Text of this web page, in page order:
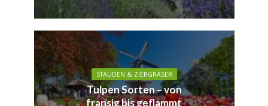
STAUDEN & ZIERGRÄSER
Tulpen Sorten – von
fransig bis geflammt